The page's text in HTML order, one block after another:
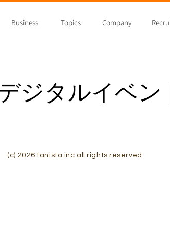
Business Topics Company
ジタルイベ
(c) 2026 tanista.inc all rights reserved